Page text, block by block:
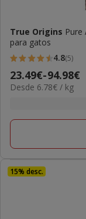
True Origins Pure
para gatos
4.8
estrelas
com
avaliações
4.8(5)
Preço
de
a
23.49€-94.98€
6.78€
Desde 6.78€ / kg
15% desc.